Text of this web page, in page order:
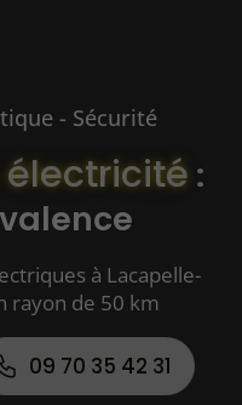
- Sécurité
:
à Lacapelle-
rayon de 50 km
09 70 35 42 31